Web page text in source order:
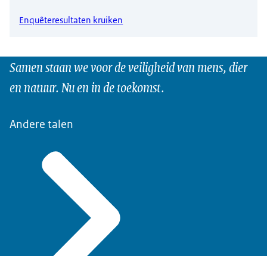
Enquêteresultaten kruiken
Samen staan we voor de veiligheid van mens, dier
en natuur. Nu en in de toekomst.
Andere talen